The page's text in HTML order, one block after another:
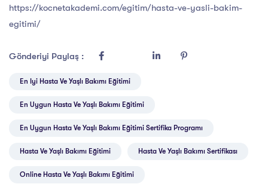
https://kocnetakademi.com/egitim/hasta-ve-yasli-bakim-
egitimi/
Gönderiyi Paylaş :
En Iyi Hasta Ve Yaşlı Bakımı Eğitimi
En Uygun Hasta Ve Yaşlı Bakımı Eğitimi
En Uygun Hasta Ve Yaşlı Bakımı Eğitimi Sertifika Programı
Hasta Ve Yaşlı Bakımı Eğitimi Hasta Ve Yaşlı Bakımı Sertifikası
Online Hasta Ve Yaşlı Bakımı Eğitimi